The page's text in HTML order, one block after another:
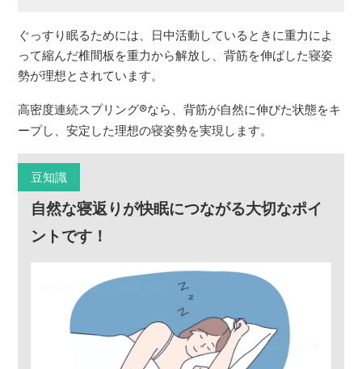
ぐっすり眠るためには、日中活動しているときに重力によ
って縮んだ椎間板を重力から解放し、背筋を伸ばした寝姿
勢が理想とされています。
高密度連続スプリング®なら、背筋が自然に伸びた状態をキ
ープし、安定した理想の寝姿勢を実現します。
豆知識
自然な寝返りが快眠につながる大切なポイ
ントです！